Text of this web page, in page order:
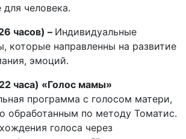
человека.
часов) – Индивидуальные
которые направленны на развитие
эмоций.
часа) «Голос мамы»
программа с голосом матери,
обработанным по методу Томатис.
голоса через